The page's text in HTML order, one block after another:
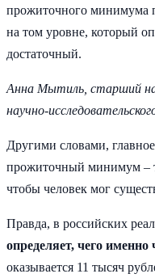
прожиточного минимума
на том уровне, который
достаточный.
Анна Мытиль, старший
научно-
Другими словами,
прожиточный минимум –
чтобы человек мог
Правда, в российских
определяет, чего именно
оказывается 11 тысяч